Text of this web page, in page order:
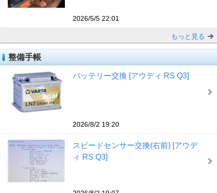
2026/5/5 22:01
もっと見る
整備手帳
バッテリー交換 [アウディ RS Q3]
2026/8/2 19:20
スピードセンサー交換(右前) [アウデ
ィ RS Q3]